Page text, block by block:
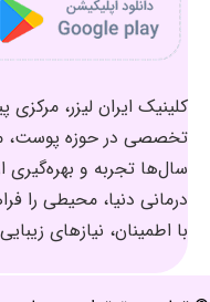
کلینیک ایران لیزر،
تخصصی در حوزه پوست،
سال‌ها تجربه و بهره‌گیری
درمانی دنیا، محیطی را
با اطمینان، نیازهای